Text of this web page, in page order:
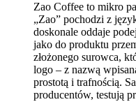
Zao Coffee to mikro
„Zao” pochodzi z
doskonale oddaje
jako do produktu
złożonego surowca,
logo – z nazwą
prostotą i trafnością.
producentów, testują